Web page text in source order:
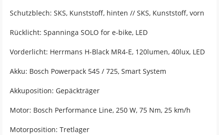
Schutzblech: SKS, Kunststoff, hinten // SKS, Kunststoff, vorn
Rücklicht: Spanninga SOLO for e-bike, LED
Vorderlicht: Herrmans H-Black MR4-E, 120lumen, 40lux, LED
Akku: Bosch Powerpack 545 / 725, Smart System
Akkuposition: Gepäckträger
Motor: Bosch Performance Line, 250 W, 75 Nm, 25 km/h
Motorposition: Tretlager